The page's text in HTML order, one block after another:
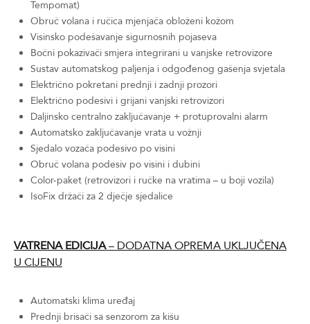
Tempomat)
Obruč volana i ručica mjenjača obloženi kožom
Visinsko podešavanje sigurnosnih pojaseva
Bočni pokazivači smjera integrirani u vanjske retrovizore
Sustav automatskog paljenja i odgođenog gašenja svjetala
Električno pokretani prednji i zadnji prozori
Električno podesivi i grijani vanjski retrovizori
Daljinsko centralno zaključavanje + protuprovalni alarm
Automatsko zaključavanje vrata u vožnji
Sjedalo vozača podesivo po visini
Obruč volana podesiv po visini i dubini
Color-paket (retrovizori i ručke na vratima – u boji vozila)
IsoFix držači za 2 dječje sjedalice
VATRENA EDICIJA– DODATNA OPREMA UKLJUČENA
U CIJENU
Automatski klima uređaj
Prednji brisači sa senzorom za kišu